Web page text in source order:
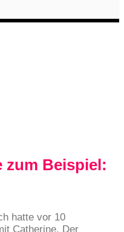
zum Beispiel:
hatte vor 10
Catherine. Der